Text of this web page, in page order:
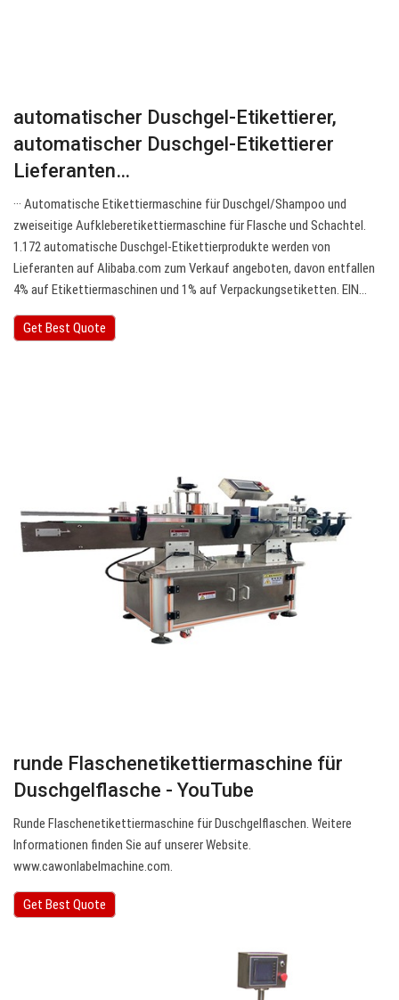
automatischer Duschgel-Etikettierer,
automatischer Duschgel-Etikettierer
Lieferanten…
··· Automatische Etikettiermaschine für Duschgel/Shampoo und
zweiseitige Aufkleberetikettiermaschine für Flasche und Schachtel.
1.172 automatische Duschgel-Etikettierprodukte werden von
Lieferanten auf Alibaba.com zum Verkauf angeboten, davon entfallen
4% auf Etikettiermaschinen und 1% auf Verpackungsetiketten. EIN…
Get Best Quote
runde Flaschenetikettiermaschine für
Duschgelflasche - YouTube
Runde Flaschenetikettiermaschine für Duschgelflaschen. Weitere
Informationen finden Sie auf unserer Website.
www.cawonlabelmachine.com.
Get Best Quote